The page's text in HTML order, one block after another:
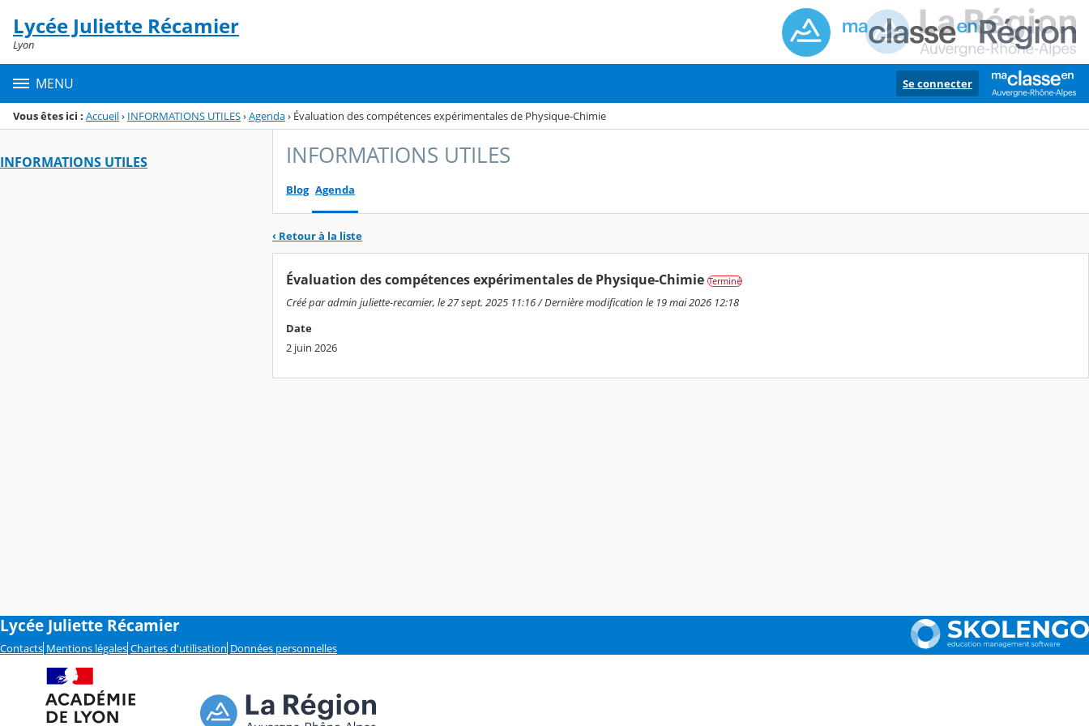
Menu de la rubrique
Contenu
Lycée Juliette Récamier
Lyon
MENU Se connecter
Vous êtes ici : Accueil› INFORMATIONS UTILES›Agenda› Évaluation des compétences expérimentales de Physique-Chimie
INFORMATIONS UTILES INFORMATIONS UTILES
Blog Agenda
‹ Retour à la liste
Évaluation des compétences expérimentales de Physique-Chimie Terminé
Créé par admin juliette-recamier, le 27 sept. 2025 11:16 / Dernière modification le 19 mai 2026 12:18
Date
2 juin 2026
Lycée Juliette Récamier
Contacts Mentions légales Chartes d'utilisation Données personnelles